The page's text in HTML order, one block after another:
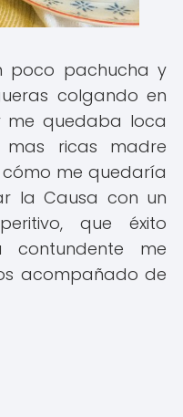
poco pachucha y
colgando en
me quedaba loca
ricas madre
me quedaría
la Causa con un
que éxito
contundente me
acompañado de